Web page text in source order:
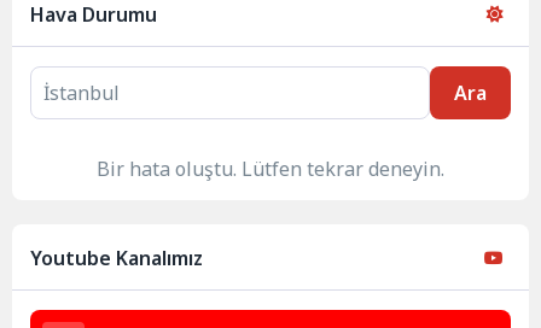
Hava Durumu
Ara
Bir hata oluştu. Lütfen tekrar deneyin.
Youtube Kanalımız